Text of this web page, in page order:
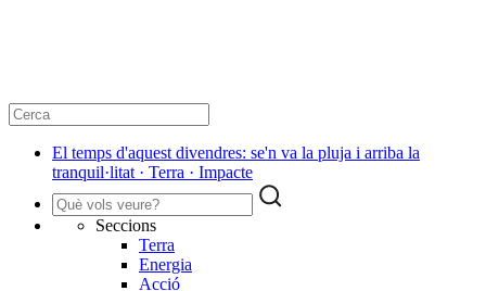
El temps d'aquest divendres: se'n va la pluja i arriba la
tranquil·litat · Terra · Impacte
Seccions
Terra
Energia
Acció